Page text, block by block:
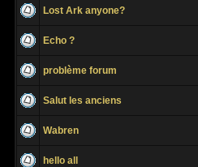
Lost Ark anyone?
Echo ?
problème forum
Salut les anciens
Wabren
hello all